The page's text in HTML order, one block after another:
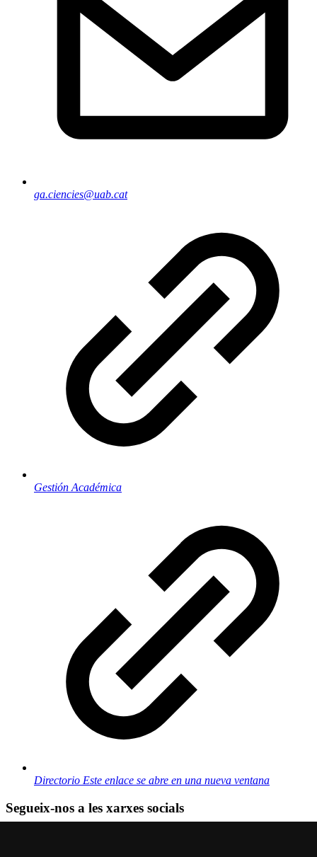
ga.ciencies@uab.cat
Gestión Académica
Directorio Este enlace se abre en una nueva ventana
Segueix-nos a les xarxes socials